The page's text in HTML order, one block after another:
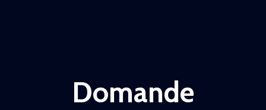
Domande